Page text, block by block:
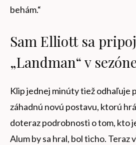
behám.“
Sam Elliott sa
„Landman“ v
Klip jednej minúty tiež odhaľuje
záhadnú novú postavu, ktorú
doteraz podrobnosti o tom, kto
Alum by sa hral, ​​bol ticho. Teraz